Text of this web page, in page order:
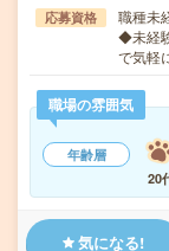
応募資格
職種未
◆未経
で気軽
職場の雰囲気
年齢層
20
気になる!